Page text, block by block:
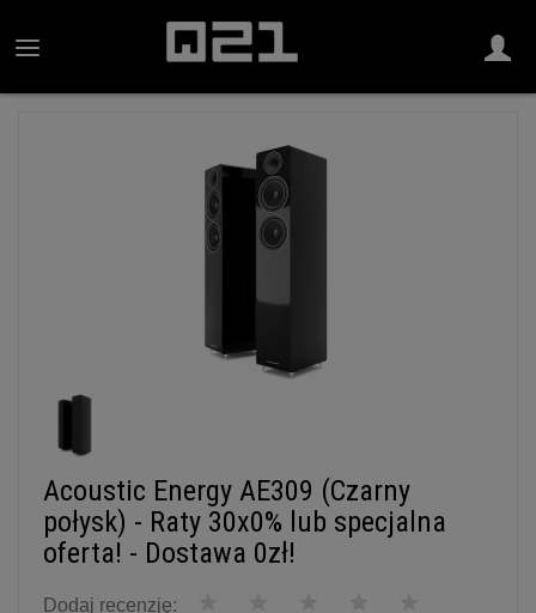
Acoustic Energy AE309 (Czarny
połysk) - Raty 30x0% lub specjalna
oferta! - Dostawa 0zł!
Dodaj recenzję: